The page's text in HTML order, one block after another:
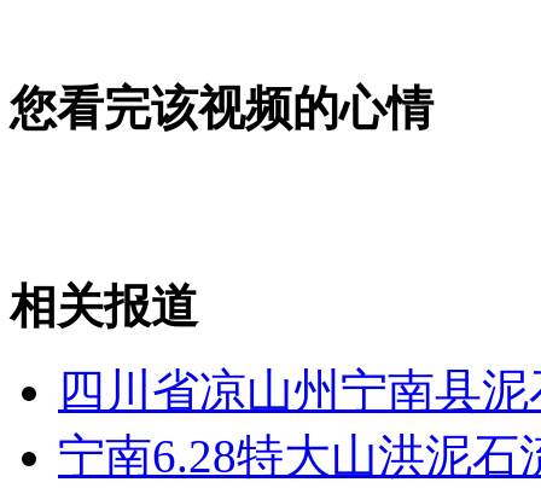
“赤裸战役”关注军人战后创伤
山西运城恶犬咬伤多人 警民合力深夜将其击毙
女孩北京地铁殴打老人 痛下狠手拳打脚踢
您看完该视频的心情
相关报道
四川省凉山州宁南县
宁南6.28特大山洪泥石